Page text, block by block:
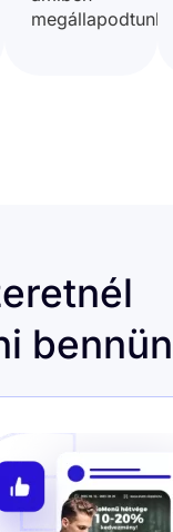
megállapodtunk.